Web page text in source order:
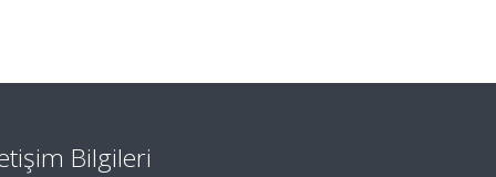
Bilgileri